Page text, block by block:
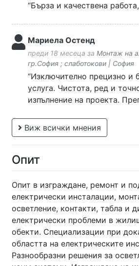
“Бърза и качествена
Мариела Остенд
преди 18 месеца за Монтаж на
гр.София ; слаботокови | София
“Изключително прецизно и
услуга. Чистота, ред и
изпълнение на проекта.
Виж всички мнения
Опит
Опит в изграждане, ремонт и
електрически инсталации,
осветление, контакти, табла и
електрически проблеми в
обекти. Специализации при
областта на електрическите
Разнообразни решения за